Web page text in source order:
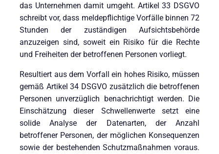
das Unternehmen damit umgeht. Artikel 33 DSGVO
schreibt vor, dass meldepflichtige Vorfälle binnen 72
Stunden der zuständigen Aufsichtsbehörde
anzuzeigen sind, soweit ein Risiko für die Rechte
und Freiheiten der betroffenen Personen vorliegt.
Resultiert aus dem Vorfall ein hohes Risiko, müssen
gemäß Artikel 34 DSGVO zusätzlich die betroffenen
Personen unverzüglich benachrichtigt werden. Die
Einschätzung dieser Schwellenwerte setzt eine
solide Analyse der Datenarten, der Anzahl
betroffener Personen, der möglichen Konsequenzen
sowie der bestehenden Schutzmaßnahmen voraus.